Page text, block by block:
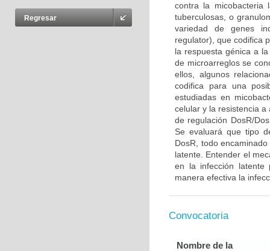
Regresar
contra la micobacteria
tuberculosas, o
variedad de genes
regulator), que codifica
la respuesta génica a
de microarreglos se
ellos, algunos
codifica para una
estudiadas en
celular y la resistencia
de regulación DosR/
Se evaluará que tipo
DosR, todo
latente. Entender el
en la infección latente
manera efectiva la
Convocatoria
Nombre de la